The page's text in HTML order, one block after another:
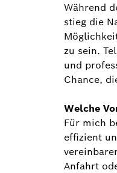
Während
stieg die
zu sein.
und
Chance,
Welche
Für mich
effizient
Anfahrt